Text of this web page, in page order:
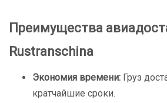
Преимущества
Rustranschina
Экономия времени: Груз
кратчайшие сроки.